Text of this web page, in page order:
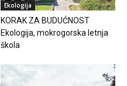
Ekologija
KORAK ZA BUDUĆNOST
Ekologija, mokrogorska letnja
škola